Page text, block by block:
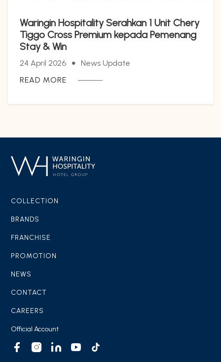
Waringin Hospitality Serahkan 1 Unit Chery
Tiggo Cross Premium kepada Pemenang
Stay & Win
24 April 2026
News Update
READ MORE
COLLECTION
BRANDS
FRANCHISE
PROMOTION
NEWS
CONTACT
CAREERS
Official Account